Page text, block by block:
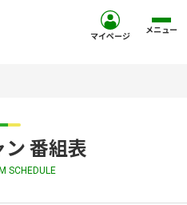
マイページ メニュー
番組表
SCHEDULE